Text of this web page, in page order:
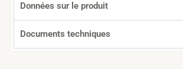
Données sur le produit
Documents techniques